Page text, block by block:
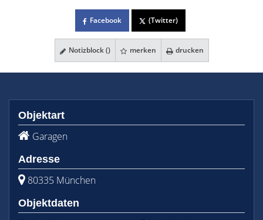
Facebook (Twitter)
Notizblock () merken drucken
Objektart
Garagen
Adresse
80335 München
Objektdaten